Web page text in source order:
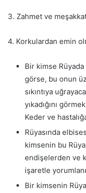
3. Zahmet ve
4. Korkulardan emin
Bir kimse Rüyada
görse, bu onun
sıkıntıya
yıkadığını
Keder ve
Rüyasında
kimsenin bu
endişelerden ve
işaretle
Bir kimsenin